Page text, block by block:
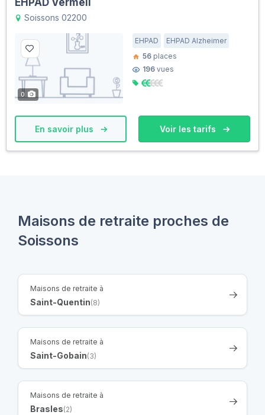
EHPAD Vermeil
Soissons 02200
0
EHPAD
EHPAD Alzheimer
56 places
196 vues
En savoir plus Voir les tarifs
Maisons de retraite proches de
Soissons
Maisons de retraite à
Saint-Quentin(8)
Maisons de retraite à
Saint-Gobain(3)
Maisons de retraite à
Brasles(2)